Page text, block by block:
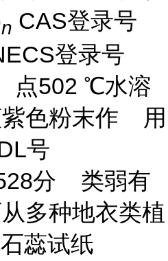
n CAS登录号
登录号
点502 ℃水溶
色粉末作 用
号
分 类弱有
多种地衣类植
蕊试纸